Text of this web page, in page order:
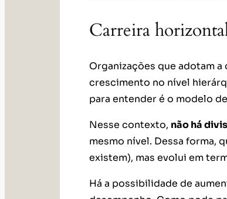
Carreira
Organizações que adotam
crescimento no nível
para entender é o modelo
Nesse contexto, não há
mesmo nível. Dessa forma,
existem), mas evolui em
Há a possibilidade de